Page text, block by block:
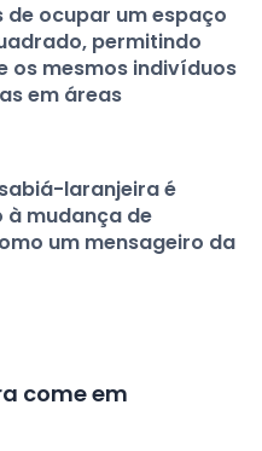
de ocupar um espaço
permitindo
os mesmos indivíduos
em áreas
laranjeira é
à mudança de
um mensageiro da
come em